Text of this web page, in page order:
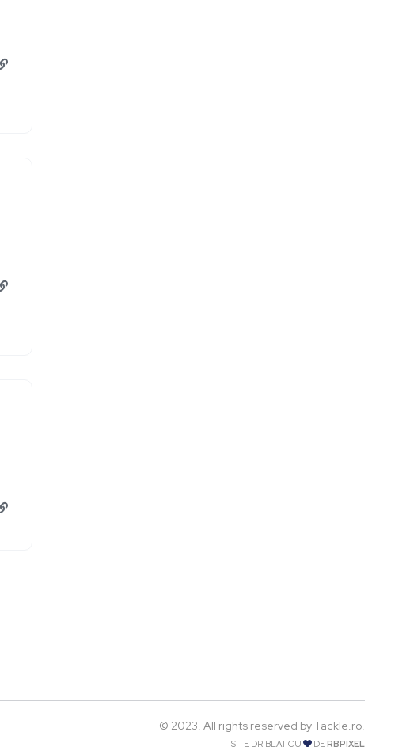
© 2023. All rights reserved by Tackle.ro.
SITE DRIBLAT CU DERBPIXEL